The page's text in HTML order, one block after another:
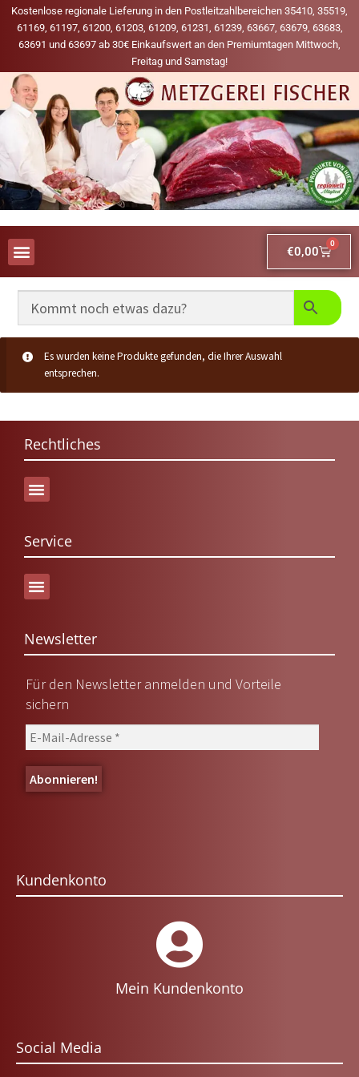
Kostenlose regionale Lieferung in den Postleitzahlbereichen 35410, 35519,
61169, 61197, 61200, 61203, 61209, 61231, 61239, 63667, 63679, 63683,
63691 und 63697 ab 30€ Einkaufswert an den Premiumtagen Mittwoch,
Freitag und Samstag!
€0,00
0
Es wurden keine Produkte gefunden, die Ihrer Auswahl
entsprechen.
Rechtliches
Service
Newsletter
Für den Newsletter anmelden und Vorteile
sichern
Kundenkonto
Mein Kundenkonto
Social Media